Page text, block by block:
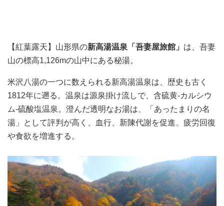
【紅葉露天】山形県の新高湯温泉「吾妻屋旅館」 は、吾妻
山の標高1,126mの山中にある秘湯。
米沢八湯の一つに数えられる新高湯温泉は、歴史も古く
1812年に遡る。温泉は源泉掛け流しで、含硫黄-カルシウ
ム-硫酸塩温泉。澄んだ透明なお湯は、「あったまりの名
湯」として評判が高く、血行、新陳代謝を促進、疲労回復
や食欲を増進する。